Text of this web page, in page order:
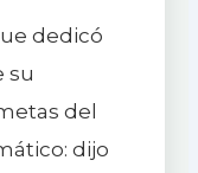
dedicó
su
del
dijo